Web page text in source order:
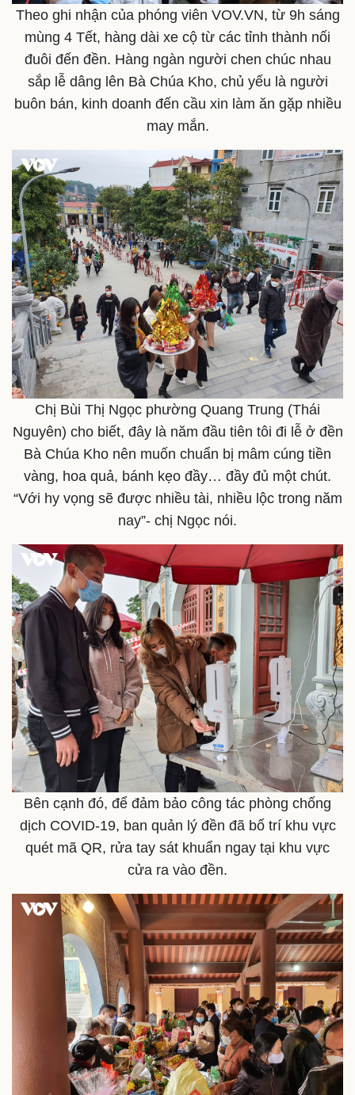
Kinh tế
Bất động sản
Khởi nghiệp
Thị trường
Giá vàng
Tiêu dùng
Tỷ giá
Chứng khoán
Giá cà phê
Tư vấn luật
Quân sự - Quốc phòng
Vũ khí
Việt Nam
Phân tích
Theo ghi nhận của phóng viên VOV.VN, từ 9h sáng
mùng 4 Tết, hàng dài xe cộ từ các tỉnh thành nối
đuôi đến đền. Hàng ngàn người chen chúc nhau
sắp lễ dâng lên Bà Chúa Kho, chủ yếu là người
buôn bán, kinh doanh đến cầu xin làm ăn gặp nhiều
may mắn.
Chị Bùi Thị Ngọc phường Quang Trung (Thái
Nguyên) cho biết, đây là năm đầu tiên tôi đi lễ ở đền
Bà Chúa Kho nên muốn chuẩn bị mâm cúng tiền
vàng, hoa quả, bánh kẹo đầy… đầy đủ một chút.
“Với hy vọng sẽ được nhiều tài, nhiều lộc trong năm
nay”- chị Ngọc nói.
Bên cạnh đó, để đảm bảo công tác phòng chống
dịch COVID-19, ban quản lý đền đã bố trí khu vực
quét mã QR, rửa tay sát khuẩn ngay tại khu vực
cửa ra vào đền.